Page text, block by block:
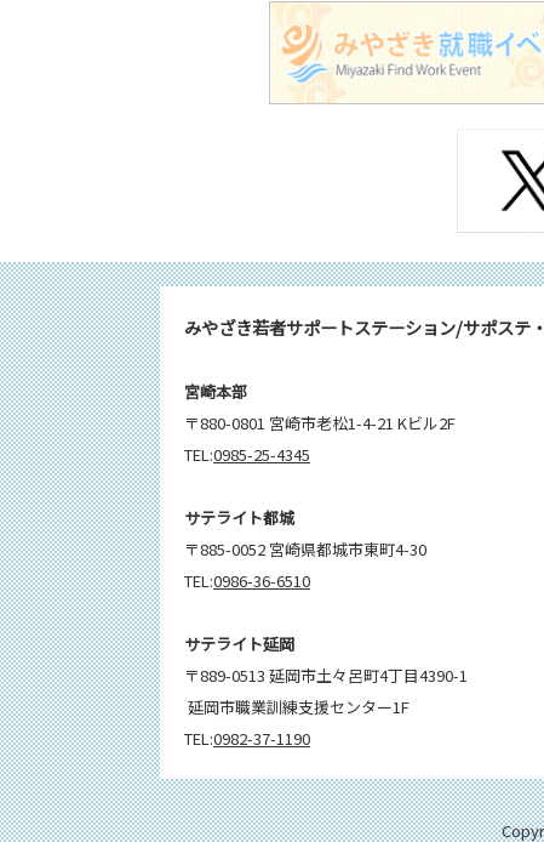
みやざき若者サポートステーション/サポステ
宮崎本部
〒880-0801 宮崎市老松1-4-21 Kビル2F
TEL:0985-25-4345
サテライト都城
〒885-0052 宮崎県都城市東町4-30
TEL:0986-36-6510
サテライト延岡
〒889-0513 延岡市土々呂町4丁目4390-1
延岡市職業訓練支援センター1F
TEL:0982-37-1190